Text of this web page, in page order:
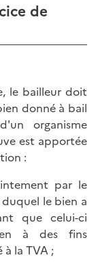
de
le bailleur doit
donné à bail
organisme
est apportée
:
par le
le bien a
que celui-ci
à des fins
la TVA ;